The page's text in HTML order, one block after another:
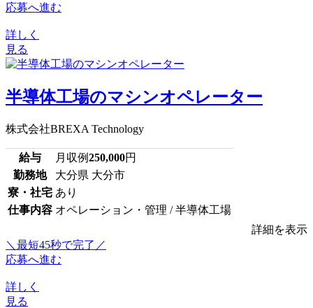
応募へ進む
詳しく
見る
半導体工場のマシンオペレーター
株式会社BREXA Technology
給与 月収例250,000円
勤務地
大分県 大分市
寮・社宅 あり
仕事内容 オペレーション・管理 / 半導体工場
詳細を表示
＼最短45秒で完了／
応募へ進む
詳しく
見る